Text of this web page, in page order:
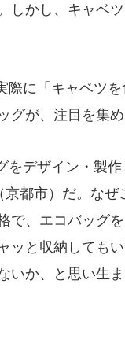
しかし、キャベ
に「キャベツ
グが、注目を集め
デザイン・製
京都市）だ。な
で、エコバッグ
ッと収納しても
いか、と思い生